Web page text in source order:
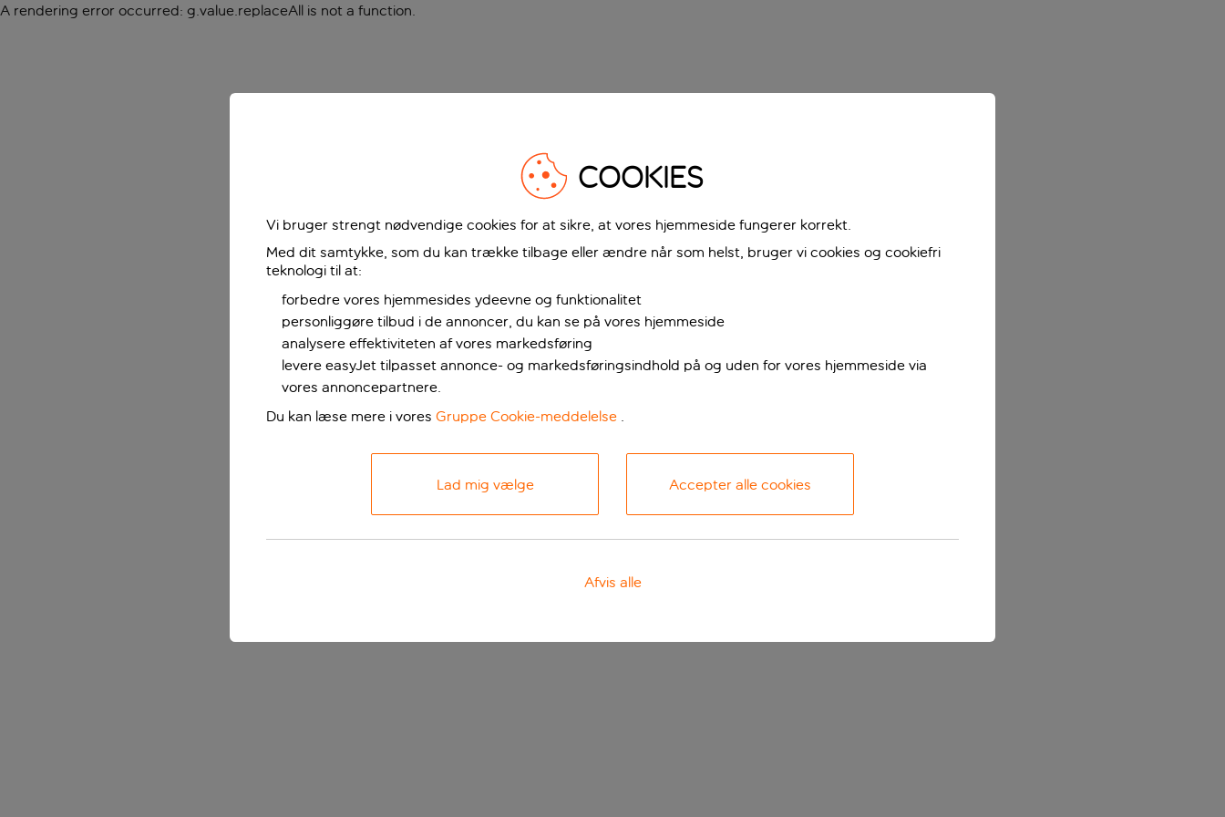
A rendering error occurred: g.value.replaceAll is not a function.
COOKIES
Vi bruger strengt nødvendige cookies for at sikre, at vores hjemmeside fungerer korrekt.
Med dit samtykke, som du kan trække tilbage eller ændre når som helst, bruger vi cookies og cookiefri
teknologi til at:
forbedre vores hjemmesides ydeevne og funktionalitet
personliggøre tilbud i de annoncer, du kan se på vores hjemmeside
analysere effektiviteten af vores markedsføring
levere easyJet tilpasset annonce- og markedsføringsindhold på og uden for vores hjemmeside via
vores annoncepartnere.
Du kan læse mere i vores Gruppe Cookie-meddelelse .
Lad mig vælge Accepter alle cookies
Afvis alle